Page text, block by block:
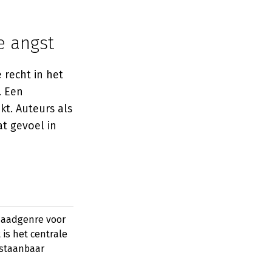
angst
recht in het
Auteurs als
gevoel in
voor
is het centrale